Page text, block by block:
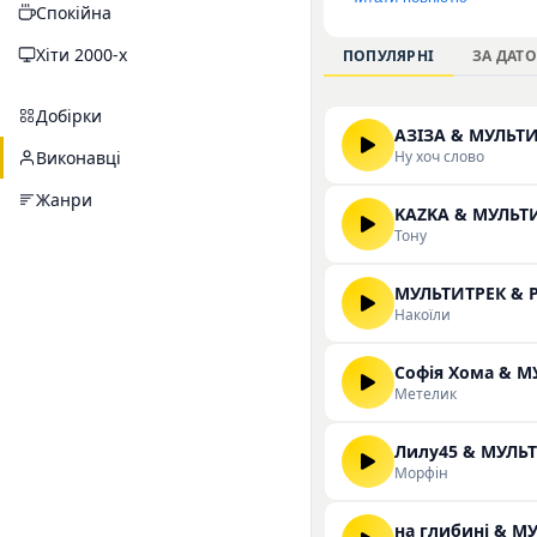
Спокійна
Хіти 2000-х
Добірки
Виконавці
Жанри
повсякденних
прослухати та
ПОПУЛЯРНІ ЗА
АЗІЗА &
Ну хоч слово
KAZKA &
Тону
МУЛЬТИТРЕК &
Накоїли
Софія Хома &
Метелик
Лилу45 &
Морфін
на глибині &